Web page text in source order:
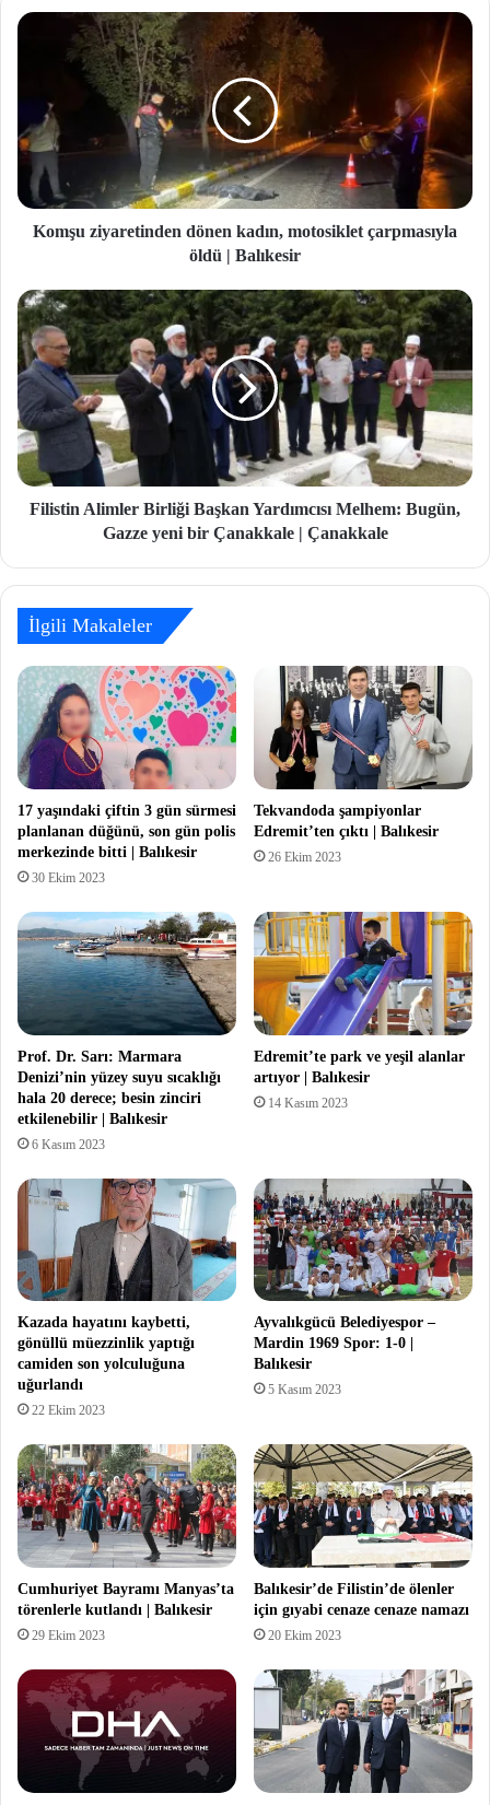
si
Komşu ziyaretinden dönen kadın, motosiklet çarpmasıyla
öldü | Balıkesir
Filistin Alimler Birliği Başkan Yardımcısı Melhem: Bugün,
Gazze yeni bir Çanakkale | Çanakkale
İlgili Makaleler
17 yaşındaki çiftin 3 gün sürmesi
planlanan düğünü, son gün polis
merkezinde bitti | Balıkesir
30 Ekim 2023
Tekvandoda şampiyonlar
Edremit’ten çıktı | Balıkesir
26 Ekim 2023
Prof. Dr. Sarı: Marmara
Denizi’nin yüzey suyu sıcaklığı
hala 20 derece; besin zinciri
etkilenebilir | Balıkesir
6 Kasım 2023
Edremit’te park ve yeşil alanlar
artıyor | Balıkesir
14 Kasım 2023
Kazada hayatını kaybetti,
gönüllü müezzinlik yaptığı
camiden son yolculuğuna
uğurlandı
22 Ekim 2023
Ayvalıkgücü Belediyespor –
Mardin 1969 Spor: 1-0 |
Balıkesir
5 Kasım 2023
Cumhuriyet Bayramı Manyas’ta
törenlerle kutlandı | Balıkesir
29 Ekim 2023
Balıkesir’de Filistin’de ölenler
için gıyabi cenaze cenaze namazı
20 Ekim 2023